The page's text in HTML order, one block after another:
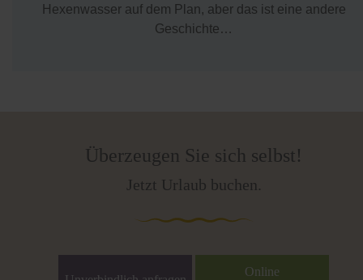
Hexenwasser auf dem Plan, aber das ist eine andere
Geschichte…
Überzeugen Sie sich selbst!
Jetzt Urlaub buchen.
Online